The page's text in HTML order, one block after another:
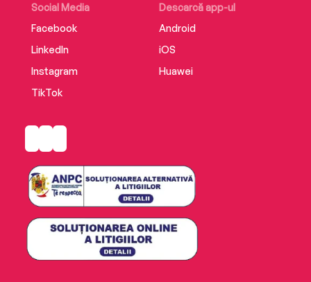
Social Media
Facebook
LinkedIn
Instagram
TikTok
Descarcă app-ul
Android
iOS
Huawei